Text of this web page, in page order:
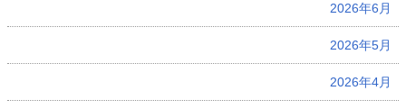
2026年6月
2026年5月
2026年4月